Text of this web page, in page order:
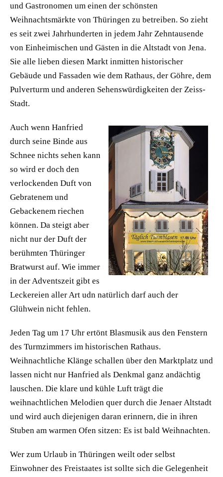
und Gastronomen um einen der schönsten
Weihnachtsmärkte von Thüringen zu betreiben. So zieht
es seit zwei Jahrhunderten in jedem Jahr Zehntausende
von Einheimischen und Gästen in die Altstadt von Jena.
Sie alle lieben diesen Markt inmitten historischer
Gebäude und Fassaden wie dem Rathaus, der Göhre, dem
Pulverturm und anderen Sehenswürdigkeiten der Zeiss-
Stadt.
Auch wenn Hanfried
durch seine Binde aus
Schnee nichts sehen kann
so wird er doch den
verlockenden Duft von
Gebratenem und
Gebackenem riechen
können. Da steigt aber
nicht nur der Duft der
berühmten Thüringer
Bratwurst auf. Wie immer
in der Adventszeit gibt es
Leckereien aller Art udn natürlich darf auch der
Glühwein nicht fehlen.
Jeden Tag um 17 Uhr ertönt Blasmusik aus den Fenstern
des Turmzimmers im historischen Rathaus.
Weihnachtliche Klänge schallen über den Marktplatz und
lassen nicht nur Hanfried als Denkmal ganz andächtig
lauschen. Die klare und kühle Luft trägt die
weihnachtlichen Melodien quer durch die Jenaer Altstadt
und wird auch diejenigen daran erinnern, die in ihren
Stuben am warmen Ofen sitzen: Es ist bald Weihnachten.
Wer zum Urlaub in Thüringen weilt oder selbst
Einwohner des Freistaates ist sollte sich die Gelegenheit